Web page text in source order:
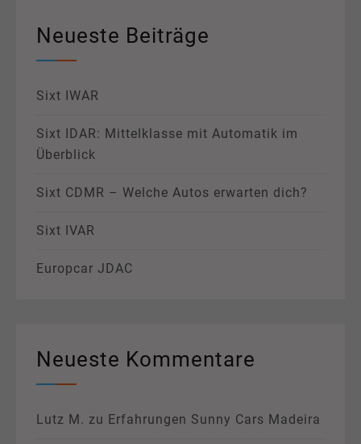
Neueste Beiträge
Sixt IWAR
Sixt IDAR: Mittelklasse mit Automatik im
Überblick
Sixt CDMR – Welche Autos erwarten dich?
Sixt IVAR
Europcar JDAC
Neueste Kommentare
Lutz M. zu Erfahrungen Sunny Cars Madeira